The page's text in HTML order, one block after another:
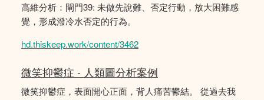
高維分析：閘門39: 未做先說難、否定行動，放大困難感
覺，形成潑冷水否定的行為。
hd.thiskeep.work/content/3462
微笑抑鬱症 - 人類圖分析案例
微笑抑鬱症，表面開心正面，背人痛苦鬰結。 從過去我